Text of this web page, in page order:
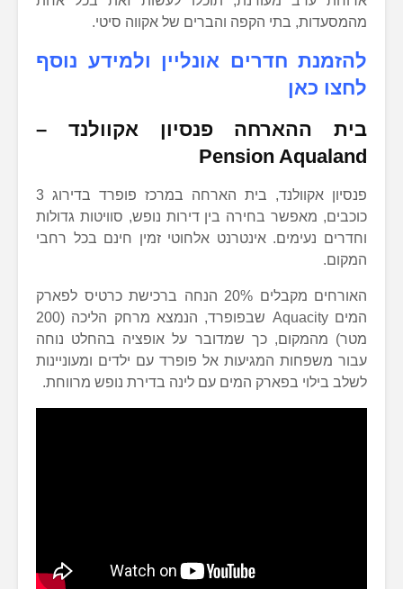
מהמסעדות, בתי הקפה והברים של אקווה סיטי.
להזמנת חדרים אונליין ולמידע נוסף
לחצו כאן
בית ההארחה פנסיון אקוולנד –
Pension Aqualand
פנסיון אקוולנד, בית הארחה במרכז פופרד בדירוג 3
כוכבים, מאפשר בחירה בין דירות נופש, סוויטות גדולות
וחדרים נעימים. אינטרנט אלחוטי זמין חינם בכל רחבי
המקום.
האורחים מקבלים 20% הנחה ברכישת כרטיס לפארק
המים Aquacity שבפופרד, הנמצא מרחק הליכה (200
מטר) מהמקום, כך שמדובר על אופציה בהחלט נוחה
עבור משפחות המגיעות אל פופרד עם ילדים ומעוניינות
לשלב בילוי בפארק המים עם לינה בדירת נופש מרווחת.